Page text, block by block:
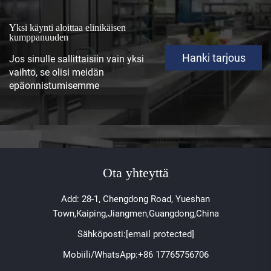
Yksi käynti aloittaa elinikäisen
kumppanuuden
Jos sinulle sallittaisiin vain yksi
vaihto, se olisi meidän
epäonnistumisemme
Hanki tarjous
Ota yhteyttä
Add: 28-1, Chengdong Road, Yueshan
Town,Kaiping,Jiangmen,Guangdong,China
Sähköposti:[email protected]
Mobiili/WhatsApp:+86 17765756706